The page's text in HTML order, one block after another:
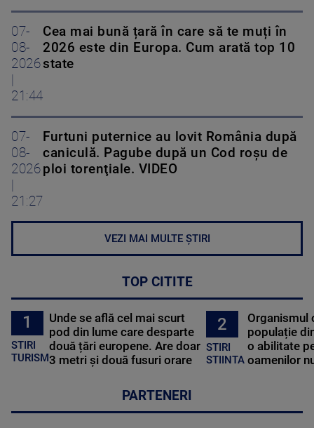
07-
08-
2026
21:44
Cea mai bună țară în care să te muți în
2026 este din Europa. Cum arată top 10
state
07-
08-
2026
21:27
Furtuni puternice au lovit România după
caniculă. Pagube după un Cod roşu de
ploi torenţiale. VIDEO
VEZI MAI MULTE ȘTIRI
TOP CITITE
1
STIRI
TURISM
Unde se află cel mai scurt
pod din lume care desparte
două țări europene. Are doar
3 metri și două fusuri orare
2
STIRI
STIINTA
Organismul
populație
o abilitate
oamenilor
PARTENERI